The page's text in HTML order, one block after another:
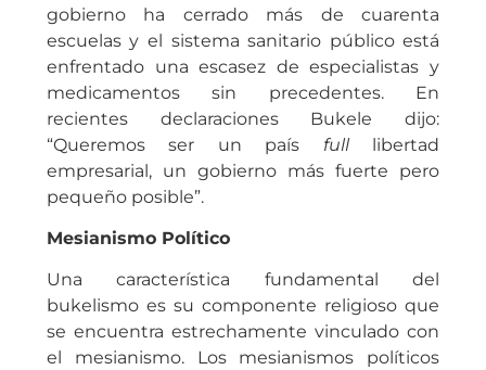
gobierno ha cerrado más de cuarenta
escuelas y el sistema sanitario público está
enfrentado una escasez de especialistas y
medicamentos sin precedentes. En
recientes declaraciones Bukele dijo:
“Queremos ser un país fulllibertad
empresarial, un gobierno más fuerte pero
pequeño posible”.
Mesianismo Político
Una característica fundamental del
bukelismo es su componente religioso que
se encuentra estrechamente vinculado con
el mesianismo. Los mesianismos políticos